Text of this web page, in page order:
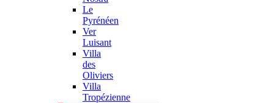
Le
Pyrénéen
Ver
Luisant
Villa
des
Oliviers
Villa
Tropézienne